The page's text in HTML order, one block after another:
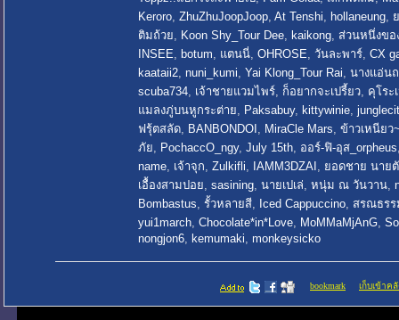
Keroro, ZhuZhuJoopJoop, At Tenshi, hollaneung,
ติมถ้วย, Koon Shy_Tour Dee, kaikong, ส่วนหนึ่งขอ
INSEE, botum, แตนนี่, OHROSE, วันละพาร์, CX
kaataii2, nuni_kumi, Yai Klong_Tour Rai, นางแอ่น
scuba734, เจ้าชายแวมไพร์, ก็อยากจะเปรี้ยว, คุโระ
แมลงภู่บนหูกระต่าย, Paksabuy, kittywinie,
ฟรุ้ตสลัด, BANBONDOI , MiraCle Mars, ข้าวเหนียว
ภัย, PochaccO_ngy, July 15th, ออร์-ฟิ-อุส_orpheus
name, เจ้าจุก, Zulkifli, IAMM3DZAI , ยอดชาย นาย
เอื้องสามปอย, sasining, นายเปเล่, หนุ่ม ณ วันวาน,
Bombastus, รั้วหลายสี, Iced Cappuccino, สรณธร
yui1march, Chocolate*in*Love, MoMMaMjAnG,
nongjon6, kemumaki, monkeysicko
bookmark เก็บเข้าค